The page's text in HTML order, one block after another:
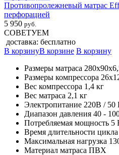
Противопролежневый матрас
перфорацией
5 950 руб.
СОВЕТУЕМ
доставка: бесплатно
В корзинуВ корзине В корзину
Размеры матраса
Размеры компрессора
Вес компрессора 1,4 кг
Вес матраса 2,1 кг
Электропитание 220В / 50
Диапазон давления 40 -
Потребляемая мощность 5
Время длительности
Максимальная нагрузка
Материал матраса ПВХ